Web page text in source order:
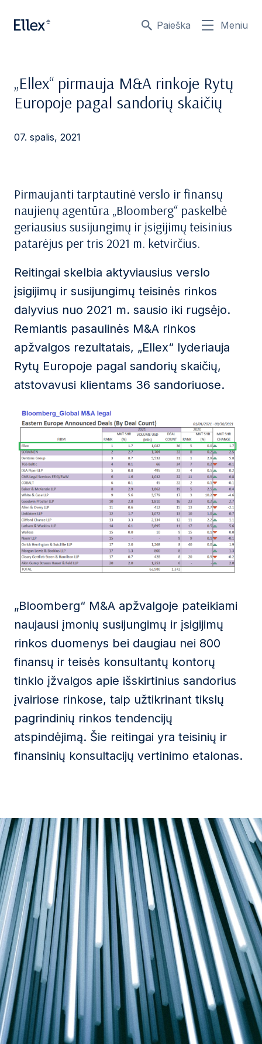
Paieška Meniu
„Ellex“ pirmauja M&A rinkoje Rytų
Europoje pagal sandorių skaičių
07. spalis, 2021
Pirmaujanti tarptautinė verslo ir finansų
naujienų agentūra „Bloomberg“ paskelbė
geriausius susijungimų ir įsigijimų teisinius
patarėjus per tris 2021 m. ketvirčius.
Reitingai skelbia aktyviausius verslo
įsigijimų ir susijungimų teisinės rinkos
dalyvius nuo 2021 m. sausio iki rugsėjo.
Remiantis pasaulinės M&A rinkos
apžvalgos rezultatais, „Ellex“ lyderiauja
Rytų Europoje pagal sandorių skaičių,
atstovavusi klientams 36 sandoriuose.
„Bloomberg“ M&A apžvalgoje pateikiami
naujausi įmonių susijungimų ir įsigijimų
rinkos duomenys bei daugiau nei 800
finansų ir teisės konsultantų kontorų
tinklo įžvalgos apie išskirtinius sandorius
įvairiose rinkose, taip užtikrinant tikslų
pagrindinių rinkos tendencijų
atspindėjimą. Šie reitingai yra teisinių ir
finansinių konsultacijų vertinimo etalonas.